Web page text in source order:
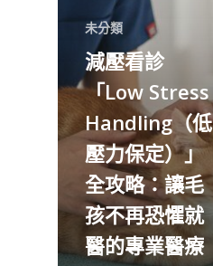
未分類
減壓看診
「Low Stress
Handling（低
壓力保定）」
全攻略：讓毛
孩不再恐懼就
醫的專業醫療